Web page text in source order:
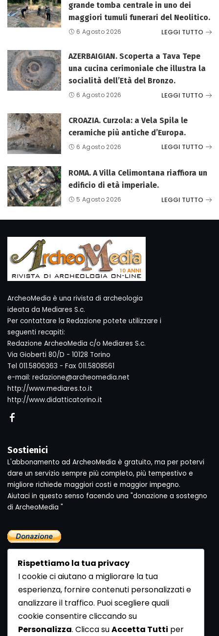
grande tomba centrale in uno dei
maggiori tumuli funerari del Neolitico.
6 Agosto 2026 LEGGI TUTTO
AZERBAIGIAN. Scoperta a Tava Tepe
una cucina cerimoniale che illustra la
socialità dell’Età del Bronzo.
6 Agosto 2026 LEGGI TUTTO
CROAZIA. Curzola: a Vela Spila le
ceramiche più antiche d’Europa.
6 Agosto 2026 LEGGI TUTTO
ROMA. A Villa Celimontana riaffiora un
edificio di età imperiale.
5 Agosto 2026 LEGGI TUTTO
ArcheoMedia è una rivista di archeologia
ideata da Mediares S.c.
Per contattare la Redazione potete utilizzare i
seguenti recapiti:
Redazione ArcheoMedia c/o Mediares S.c.
Via Gioberti 80/D - 10128 Torino
Tel 011.5806363 - Fax 011.5808561
e-mail: redazione@archeomedia.net
http://www.mediares.to.it
http://www.didatticatorino.it
Sostienici
L'abbonamento ad ArcheoMedia è gratuito, ma per potervi
dare un servizio sempre più completo, più tempestivo e
migliore richiede maggiori costi e maggior impegno.
Aiutaci in questo senso facendo una "donazione a sostegno
di ArcheoMedia "
Newsletter
Se vuoi ricevere la Rivista gratuita di archeologia realizzata
Rispettiamo la tua privacy
I cookie ci aiutano a migliorare la tua
esperienza, fornire contenuti personalizzati e
analizzare il traffico. Puoi scegliere quali
cookie consentire cliccando su
Personalizza. Clicca suAccetta Tutti per